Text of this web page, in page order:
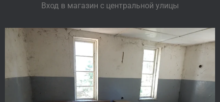
Вход в магазин с центральной улицы